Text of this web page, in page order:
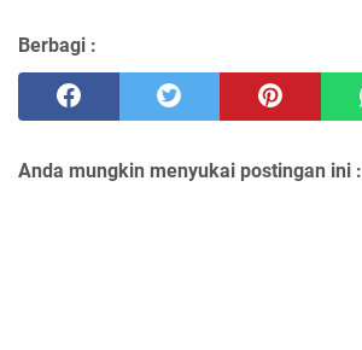
Berbagi :
Anda mungkin menyukai postingan ini :